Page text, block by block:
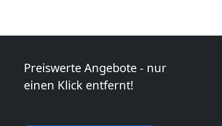
Preiswerte Angebote - nur
einen Klick entfernt!
2
Mann